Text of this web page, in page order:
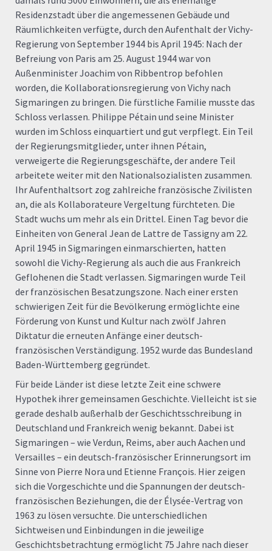
Residenzstadt über die angemessenen Gebäude und
Räumlichkeiten verfügte, durch den Aufenthalt der Vichy-
Regierung von September 1944 bis April 1945: Nach der
Befreiung von Paris am 25. August 1944 war von
Außenminister Joachim von Ribbentrop befohlen
worden, die Kollaborationsregierung von Vichy nach
Sigmaringen zu bringen. Die fürstliche Familie musste das
Schloss verlassen. Philippe Pétain und seine Minister
wurden im Schloss einquartiert und gut verpflegt. Ein Teil
der Regierungsmitglieder, unter ihnen Pétain,
verweigerte die Regierungsgeschäfte, der andere Teil
arbeitete weiter mit den Nationalsozialisten zusammen.
Ihr Aufenthaltsort zog zahlreiche französische Zivilisten
an, die als Kollaborateure Vergeltung fürchteten. Die
Stadt wuchs um mehr als ein Drittel. Einen Tag bevor die
Einheiten von General Jean de Lattre de Tassigny am 22.
April 1945 in Sigmaringen einmarschierten, hatten
sowohl die Vichy-Regierung als auch die aus Frankreich
Geflohenen die Stadt verlassen. Sigmaringen wurde Teil
der französischen Besatzungszone. Nach einer ersten
schwierigen Zeit für die Bevölkerung ermöglichte eine
Förderung von Kunst und Kultur nach zwölf Jahren
Diktatur die erneuten Anfänge einer deutsch-
französischen Verständigung. 1952 wurde das Bundesland
Baden-Württemberg gegründet.
Für beide Länder ist diese letzte Zeit eine schwere
Hypothek ihrer gemeinsamen Geschichte. Vielleicht ist sie
gerade deshalb außerhalb der Geschichtsschreibung in
Deutschland und Frankreich wenig bekannt. Dabei ist
Sigmaringen – wie Verdun, Reims, aber auch Aachen und
Versailles – ein deutsch-französischer Erinnerungsort im
Sinne von Pierre Nora und Etienne François. Hier zeigen
sich die Vorgeschichte und die Spannungen der deutsch-
französischen Beziehungen, die der Élysée-Vertrag von
1963 zu lösen versuchte. Die unterschiedlichen
Sichtweisen und Einbindungen in die jeweilige
Geschichtsbetrachtung ermöglicht 75 Jahre nach dieser